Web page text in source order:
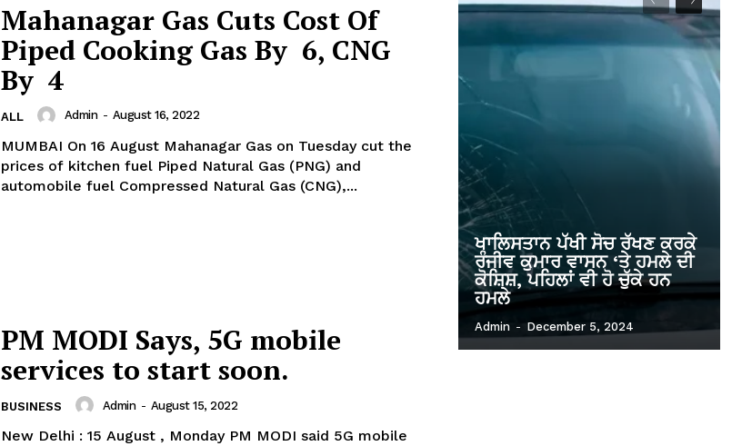
Mahanagar Gas Cuts Cost Of
Piped Cooking Gas By ₹ 6, CNG
By ₹ 4
ALL Admin - August 16, 2022
MUMBAI On 16 August Mahanagar Gas on Tuesday cut the
prices of kitchen fuel Piped Natural Gas (PNG) and
automobile fuel Compressed Natural Gas (CNG),...
PM MODI Says, 5G mobile
services to start soon.
BUSINESS Admin - August 15, 2022
New Delhi : 15 August , Monday PM MODI said 5G mobile
ਖਾਲਿਸਤਾਨ ਪੱਖੀ ਸੋਚ ਰੱਖਣ ਕਰਕੇ
ਰੰਜੀਵ ਕੁਮਾਰ ਵਾਸਨ ‘ਤੇ ਹਮਲੇ ਦੀ
ਕੋਸ਼ਿਸ਼, ਪਹਿਲਾਂ ਵੀ ਹੋ ਚੁੱਕੇ ਹਨ
ਹਮਲੇ
Admin - December 5, 2024